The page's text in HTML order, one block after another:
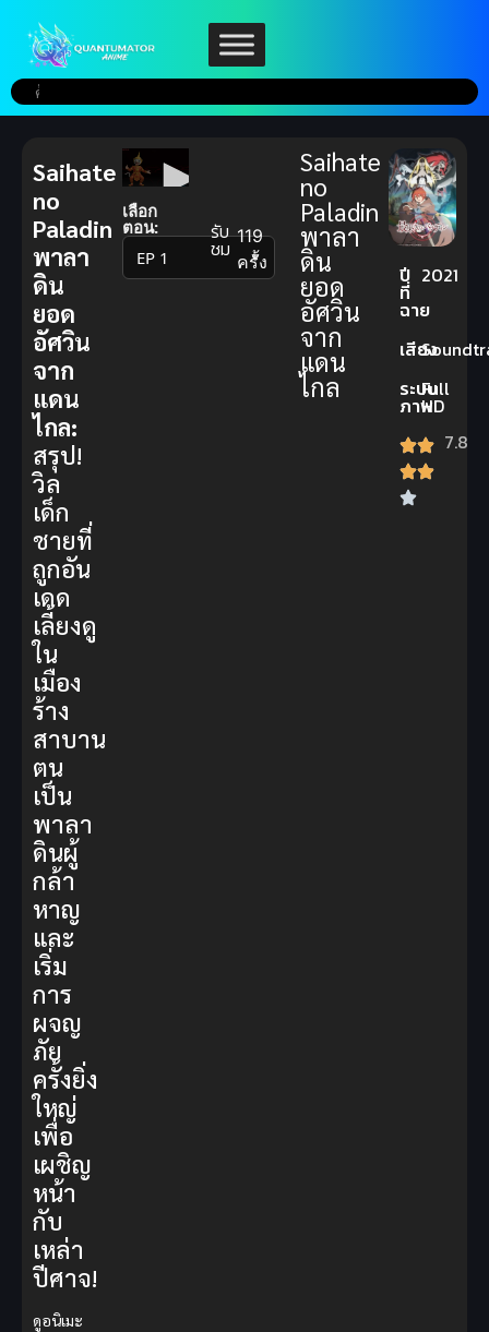
เลือก
ตอน:
▼
รับ
ชม 119
ครั้ง
Saihate
no
Paladin
พาลา
ดิน
ยอด
อัศวิน
จาก
แดน
ไกล
ปี
ที่
ฉาย
2021
เสียง
ระบบ
ภาพ
Full
HD
7.8
Saihate
no
Paladin
พาลา
ดิน
ยอด
อัศวิน
จาก
แดน
ไกล:
สรุป!
วิล
เด็ก
ชายที่
ถูกอัน
เดด
เลี้ยงดู
ใน
เมือง
ร้าง
สาบาน
ตน
เป็น
พาลา
ดินผู้
กล้า
หาญ
และ
เริ่ม
การ
ผจญ
ภัย
ครั้งยิ่ง
ใหญ่
เพื่อ
เผชิญ
หน้า
กับ
เหล่า
ปีศาจ!
ดูอนิเมะ